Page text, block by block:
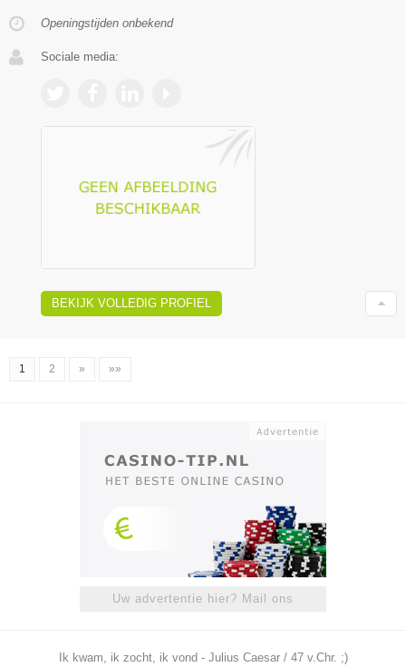
Openingstijden onbekend
Sociale media:
BEKIJK VOLLEDIG PROFIEL
1 2 » »»
Uw advertentie hier? Mail ons
Ik kwam, ik zocht, ik vond - Julius Caesar / 47 v.Chr. ;)